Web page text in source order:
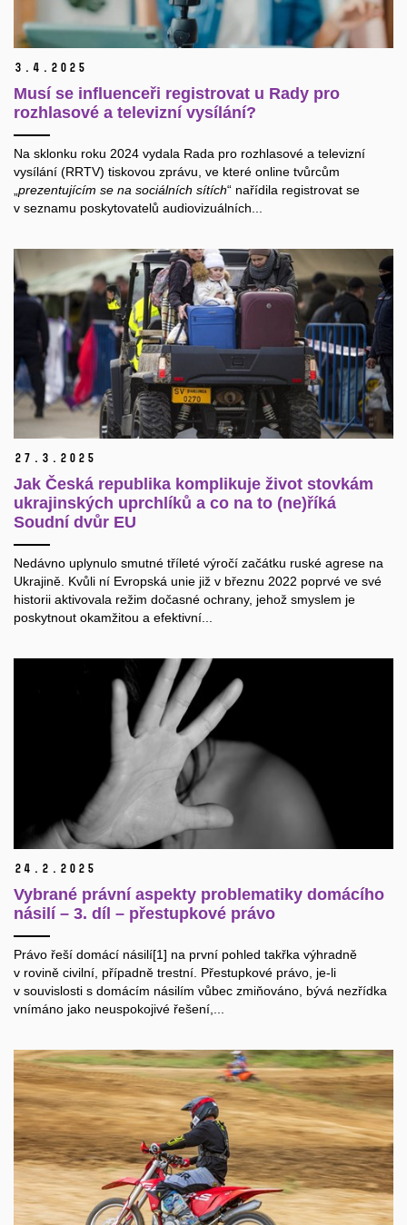
3. 4. 2025
Musí se influenceři registrovat u Rady pro
rozhlasové a televizní vysílání?
Na sklonku roku 2024 vydala Rada pro rozhlasové a televizní
vysílání (RRTV) tiskovou zprávu, ve které online tvůrcům
prezentujícím se na sociálních sítích“ nařídila registrovat se
v seznamu poskytovatelů audiovizuálních...
27. 3. 2025
Jak Česká republika komplikuje život stovkám
ukrajinských uprchlíků a co na to (ne)říká
Soudní dvůr EU
Nedávno uplynulo smutné tříleté výročí začátku ruské agrese na
Ukrajině. Kvůli ní Evropská unie již v březnu 2022 poprvé ve své
historii aktivovala režim dočasné ochrany, jehož smyslem je
poskytnout okamžitou a efektivní...
24. 2. 2025
Vybrané právní aspekty problematiky domácího
násilí – 3. díl – přestupkové právo
Právo řeší domácí násilí[1] na první pohled takřka výhradně
v rovině civilní, případně trestní. Přestupkové právo, je-li
v souvislosti s domácím násilím vůbec zmiňováno, bývá nezřídka
vnímáno jako neuspokojivé řešení,...